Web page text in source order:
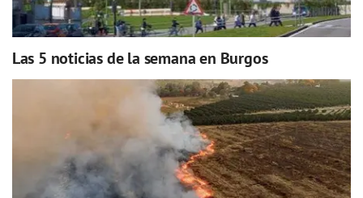
Las 5 noticias de la semana en Burgos